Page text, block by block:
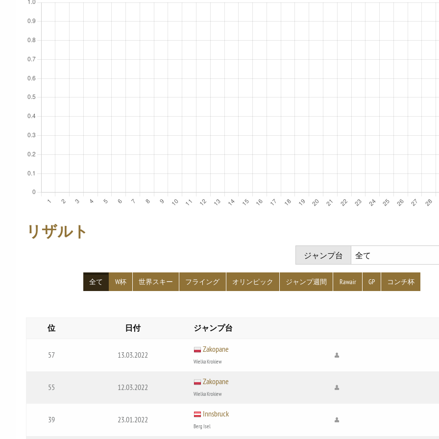
リザルト
ジャンプ台
全て W杯 世界スキー フライング オリンピック ジャンプ週間 Rawair GP コンチ杯
位 日付 ジャンプ台
57 13.03.2022
Zakopane
Wielka Krokiew
55 12.03.2022
Zakopane
Wielka Krokiew
39 23.01.2022
Innsbruck
Berg Isel